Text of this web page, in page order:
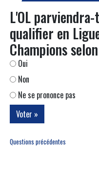
L'OL
qualifier en
Champions
Oui
Non
Ne se prononce pas
Questions précédentes